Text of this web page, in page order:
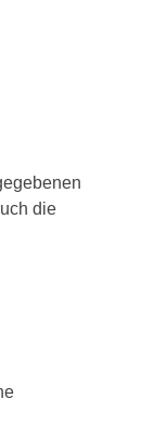
die